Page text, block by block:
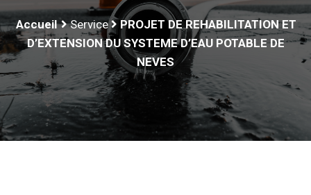
Accueil Service
PROJET DE REHABILITATION ET
D’EXTENSION DU SYSTEME D’EAU POTABLE DE
NEVES